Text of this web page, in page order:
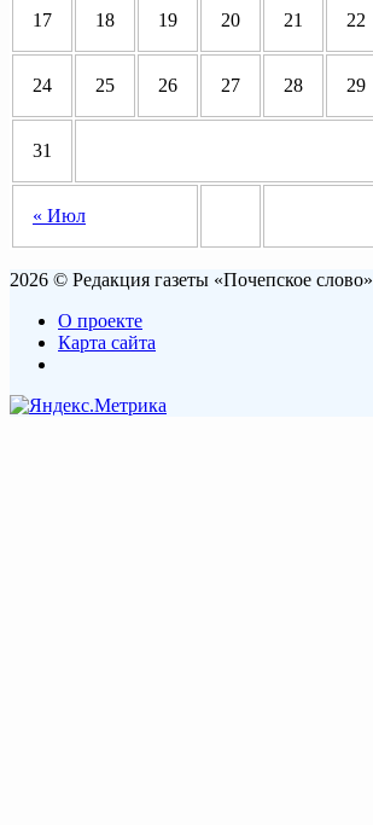
« Июл
17 18 19 20 21 22
24 25 26 27 28 29
31
2026 © Редакция газеты «Почепское слово»
О проекте
Карта сайта